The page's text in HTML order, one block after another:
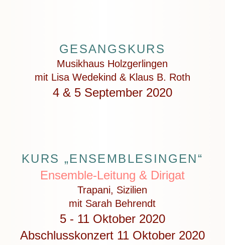
GESANGSKURS
Musikhaus Holzgerlingen
mit Lisa Wedekind & Klaus B. Roth
4 & 5 September 2020
KURS „ENSEMBLESINGEN“
Ensemble-Leitung & Dirigat
Trapani, Sizilien
mit Sarah Behrendt
5 - 11 Oktober 2020
Abschlusskonzert 11 Oktober 2020